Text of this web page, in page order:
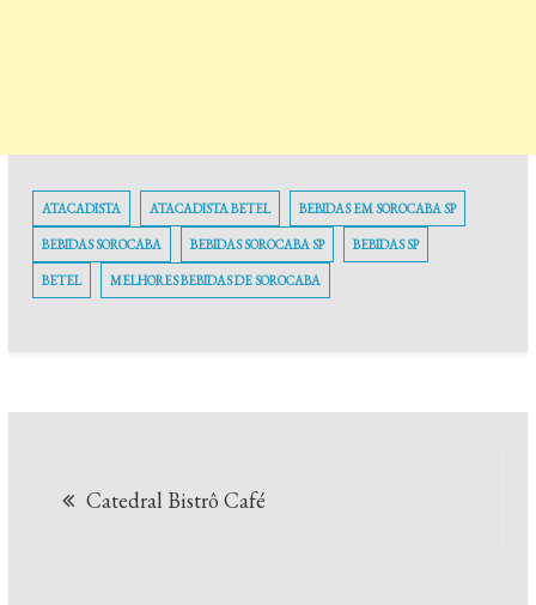
ATACADISTA ATACADISTA BETEL BEBIDAS EM SOROCABA SP
BEBIDAS SOROCABA BEBIDAS SOROCABA SP BEBIDAS SP
BETEL MELHORES BEBIDAS DE SOROCABA
Catedral Bistrô Café